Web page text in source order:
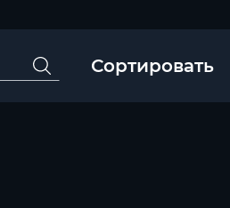
Сортировать